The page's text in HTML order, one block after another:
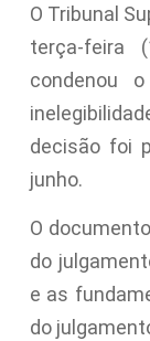
O Tribunal
terça-feira
condenou
decisão foi
junho.
O
do
e as
do